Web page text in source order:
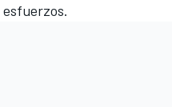
esfuerzos.